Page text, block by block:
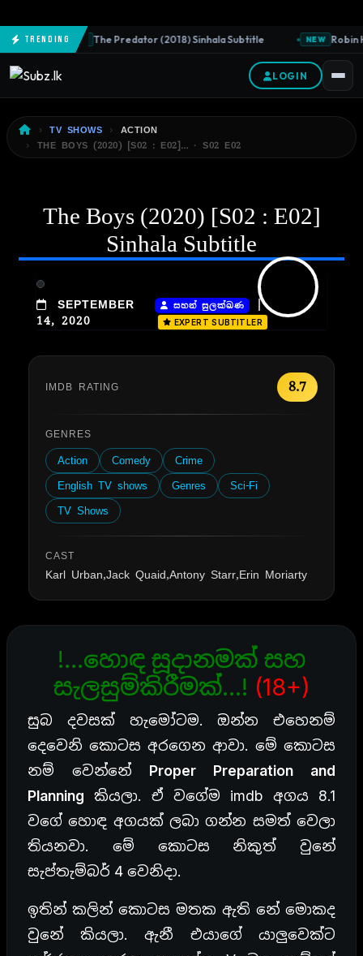
TrendingNEW The Predator (2018) Sinhala Subtitle NEW Robin
LOGIN
TV SHOWS
ACTION
THE BOYS (2020) [S02 : E02]… · S02 E02
The Boys (2020) [S02 : E02]
Sinhala Subtitle
SEPTEMBER
14, 2020
සහන් සුලක්ඛණ |
EXPERT SUBTITLER
IMDB RATING 8.7
GENRES
Action Comedy
Crime
English TV shows
Genres
Sci-Fi
TV Shows
CAST
Karl Urban,Jack Quaid,Antony Starr,Erin Moriarty
!…හොඳ සූදානමක් සහ
සැලසුම්කිරීමක්…! (18+)
සුබ දවසක් හැමෝටම. ඔන්න එහෙනම්
දෙවෙනි කොටස අරගෙන ආවා. මේ කොටස
නම් වෙන්නේ Proper Preparation and
Planning කියලා. ඒ වගේම imdb අගය 8.1
වගේ හොඳ අගයක් ලබා ගන්න සමත් වෙලා
තියනවා. මේ කොටස නිකුත් වුනේ
සැප්තැම්බර් 4 වෙනිදා.
ඉතින් කලින් කොටස මතක ඇති නේ මොකද
වුනේ කියලා. ඇනී එයාගේ යාලුවෙක්ට